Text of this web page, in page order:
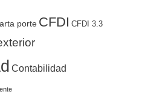
porte CFDI CFDI 3.3
Contabilidad